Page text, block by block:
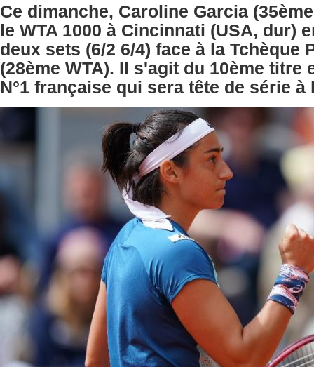
Ce dimanche, Caroline Garcia
le WTA 1000 à Cincinnati (USA, dur)
deux sets (6/2 6/4) face à la Tchèque
(28ème WTA). Il s'agit du 10ème titre
N°1 française qui sera tête de série à